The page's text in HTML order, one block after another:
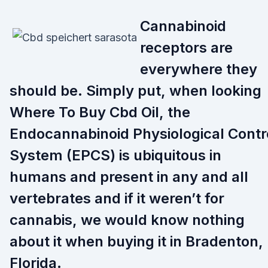
Cannabinoid
receptors are
everywhere they
should be. Simply put, when looking
Where To Buy Cbd Oil, the
Endocannabinoid Physiological
System (EPCS) is ubiquitous in
humans and present in any and all
vertebrates and if it weren’t for
cannabis, we would know nothing
about it when buying it in Bradenton,
Florida.